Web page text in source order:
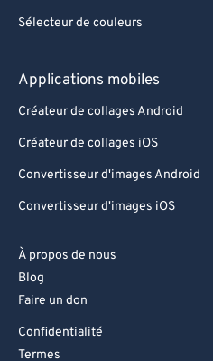
Sélecteur de couleurs
Applications mobiles
Créateur de collages Android
Créateur de collages iOS
Convertisseur d'images Android
Convertisseur d'images iOS
À propos de nous
Blog
Faire un don
Confidentialité
Termes